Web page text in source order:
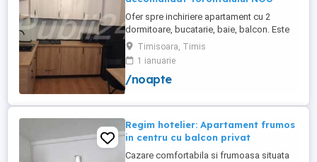
Ofer spre inchiriere apartament cu 2
dormitoare, bucatarie, baie, balcon. Este
complet utilat si mobilat nou, clima,
internet, tv, video interfon masina de
spalat haine, lenjerii, prosoape,
consumabile. In incinta complexului de
de joaca pentru copii. Apartamentul ...
Timisoara, Timis
1 ianuarie
/noapte
Regim hotelier: Apartament frumos
in centru cu balcon privat
Cazare comfortabila si frumoasa situata